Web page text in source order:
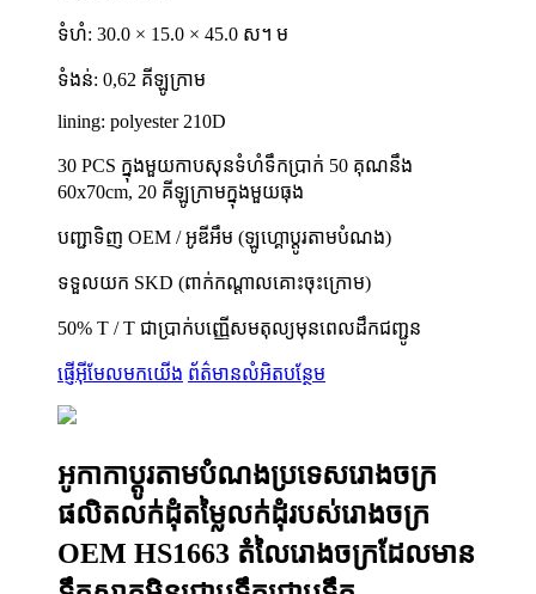
ទំហំ: 30.0 × 15.0 × 45.0 ស។ ម
ទំងន់: 0,62 គីឡូក្រាម
lining: polyester 210D
30 PCS ក្នុងមួយកាបសុនទំហំទឹកប្រាក់ 50 គុណនឹង
60x70cm, 20 គីឡូក្រាមក្នុងមួយធុង
បញ្ជាទិញ OEM / អូឌីអឹម (ឡូហ្គោប្តូរតាមបំណង)
ទទួលយក SKD (ពាក់កណ្តាលគោះចុះក្រោម)
50% T / T ជាប្រាក់បញ្ញើសមតុល្យមុនពេលដឹកជញ្ជូន
ផ្ញើអ៊ីមែលមកយើង ព័ត៌មានលំអិតបន្ថែម
អូកាកាប្តូរតាមបំណងប្រទេសរោងចក្រ
ផលិតលក់ដុំតម្លៃលក់ដុំរបស់រោងចក្រ
OEM HS1663 តំលៃរោងចក្រដែលមាន